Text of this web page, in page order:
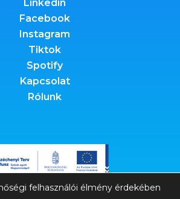
Linkedin
Facebook
Instagram
Tiktok
Spotify
Kapcsolat
Rólunk
felhasználói élmény érdekében